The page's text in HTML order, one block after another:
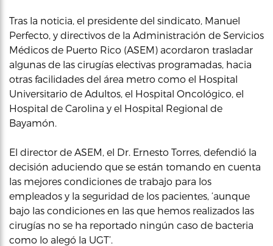
Tras la noticia, el presidente del sindicato, Manuel
Perfecto, y directivos de la Administración de Servicios
Médicos de Puerto Rico (ASEM) acordaron trasladar
algunas de las cirugías electivas programadas, hacia
otras facilidades del área metro como el Hospital
Universitario de Adultos, el Hospital Oncológico, el
Hospital de Carolina y el Hospital Regional de
Bayamón.
El director de ASEM, el Dr. Ernesto Torres, defendió la
decisión aduciendo que se están tomando en cuenta
las mejores condiciones de trabajo para los
empleados y la seguridad de los pacientes, ‘aunque
bajo las condiciones en las que hemos realizados las
cirugías no se ha reportado ningún caso de bacteria
como lo alegó la UGT’.